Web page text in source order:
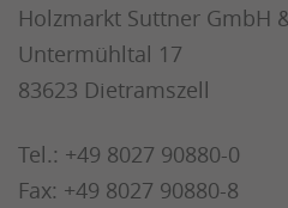
Holzmarkt Suttner GmbH
Untermühltal 17
83623 Dietramszell
Tel.: +49 8027 90880-0
Fax: +49 8027 90880-8